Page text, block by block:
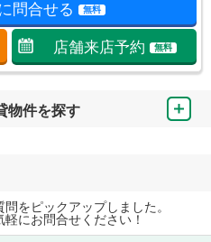
問合せる 無料
店舗来店予約 無料
物件を探す
をピックアップしました。
にお問合せください！